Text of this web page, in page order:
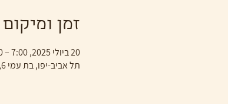
זמן ומיקום
20 ביולי 2025, 7:00 – 8:00
תל אביב-יפו, בת עמי 6, תל אביב-יפו, ישראל